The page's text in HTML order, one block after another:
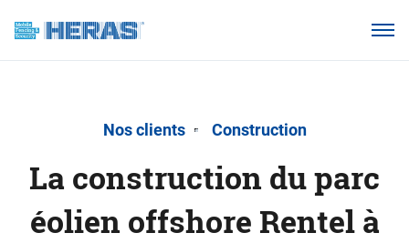
Base de connaissances
À propos de nous
Nos clients Construction
La construction du parc
éolien offshore Rentel à